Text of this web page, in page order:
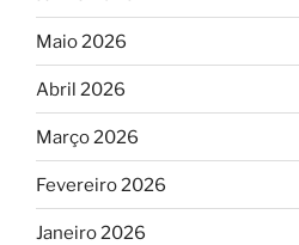
Maio 2026
Abril 2026
Março 2026
Fevereiro 2026
Janeiro 2026